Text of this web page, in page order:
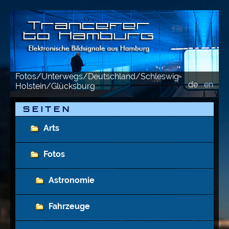
Fotos/Unterwegs/Deutschland/Schleswig-
Holstein/Glücksburg
de en
S E I T E N
Arts
Fotos
Astronomie
Fahrzeuge